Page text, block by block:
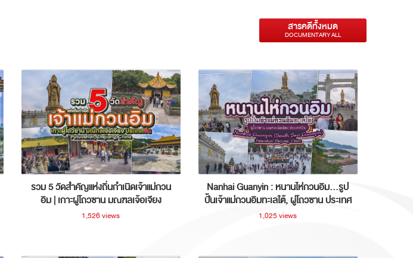
สารคดีทั้งหมด
DOCUMENTARY ALL
รวม 5 วัดสำคัญแห่งถิ่นกำเนิดเจ้าแม่กวน
อิม | เกาะผู่โถวซาน มณฑลเจ้อเจียง
ประเทศจีน
1,526 views
Nanhai Guanyin : หนานไห่กวนอิม...รูป
ปั้นเจ้าแม่กวนอิมทะเลใต้, ผู่โถวซาน ประเทศ
จีน
1,025 views